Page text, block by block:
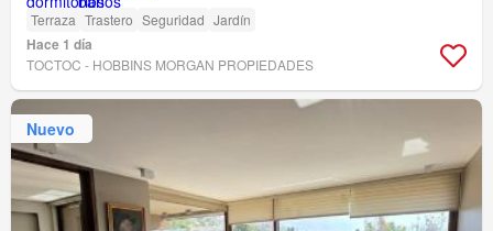
Terraza Trastero Seguridad Jardín
Hace 1 día
TOCTOC - HOBBINS MORGAN PROPIEDADES
Nuevo